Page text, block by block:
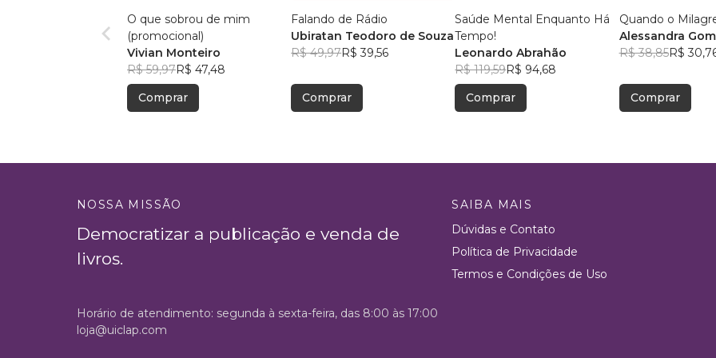
O que sobrou de mim
(promocional)
Vivian Monteiro
R$ 59,97R$ 47,48
Comprar
Falando de Rádio
Ubiratan Teodoro de Souza
R$ 49,97R$ 39,56
Comprar
Saúde Mental Enquanto Há
Tempo!
Leonardo Abrahão
R$ 119,59R$ 94,68
Comprar
Quando o
Alessandra
R$ 38,85R$
Comprar
NOSSA MISSÃO
Democratizar a publicação e venda de
livros.
SAIBA MAIS
Dúvidas e Contato
Política de Privacidade
Termos e Condições de Uso
Horário de atendimento: segunda à sexta-feira, das 8:00 às 17:00
loja@uiclap.com